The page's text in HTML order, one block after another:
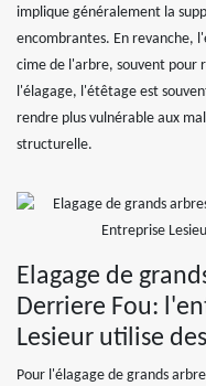
implique généralement la
encombrantes. En revanche,
cime de l'arbre, souvent pour
l'élagage, l'étêtage est
rendre plus vulnérable aux
structurelle.
Elagage de
Derriere Fou:
Lesieur utilise
Pour l'élagage de grands